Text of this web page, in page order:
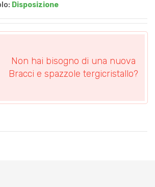
Disposizione
Non hai bisogno di una nuova
Bracci e spazzole tergicristallo?